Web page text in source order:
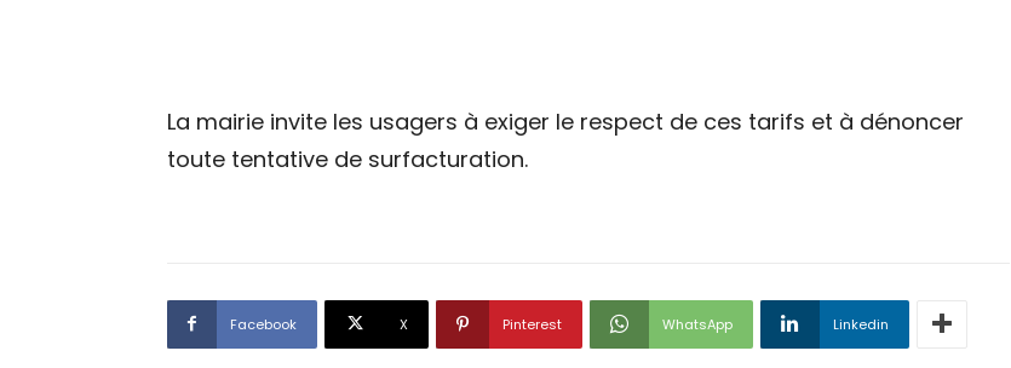
La mairie invite les usagers à exiger le respect de ces tarifs et à dénoncer
toute tentative de surfacturation.
Facebook X Pinterest WhatsApp Linkedin